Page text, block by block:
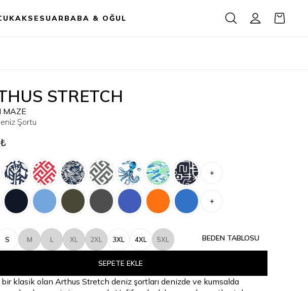
AKSESUAR BABA & OĞUL
STRETCH
MAZE
Şortu
+
+
S M L XL 2XL 3XL 4XL 5XL BEDEN TABLOSU
SEPETE EKLE
bir klasik olan Arthus Stretch deniz şortları denizde ve kumsalda